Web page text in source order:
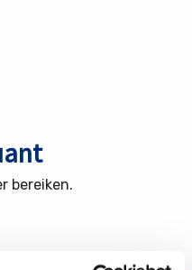
bereiken.